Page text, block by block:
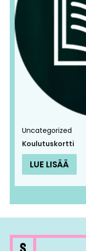
Uncategorized
Koulutuskortti
LUE LISÄÄ